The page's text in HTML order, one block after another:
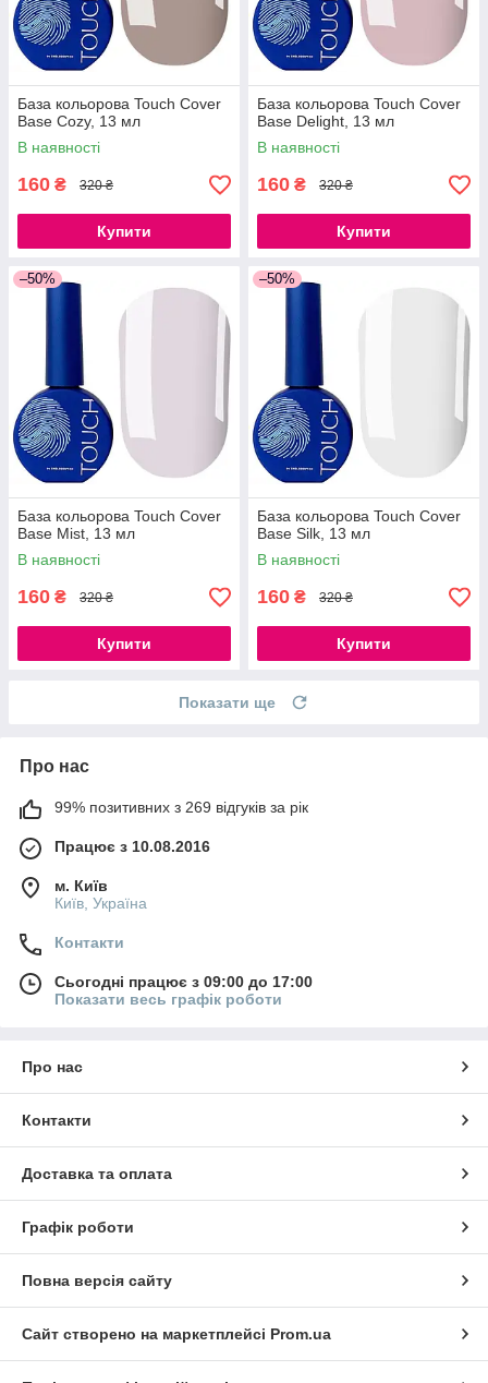
База кольорова Touch Cover
Base Cozy, 13 мл
В наявності
160 ₴ 320 ₴
Купити
База кольорова Touch Cover
Base Delight, 13 мл
В наявності
160 ₴ 320 ₴
Купити
–50%
База кольорова Touch Cover
Base Mist, 13 мл
В наявності
160 ₴ 320 ₴
Купити
–50%
База кольорова Touch Cover
Base Silk, 13 мл
В наявності
160 ₴ 320 ₴
Купити
Показати ще
Про нас
99% позитивних з 269 відгуків за рік
Працює з 10.08.2016
м. Київ
Київ, Україна
Контакти
Сьогодні працює з 09:00 до 17:00
Показати весь графік роботи
Про нас
Контакти
Доставка та оплата
Графік роботи
Повна версія сайту
Сайт створено на маркетплейсі Prom.ua